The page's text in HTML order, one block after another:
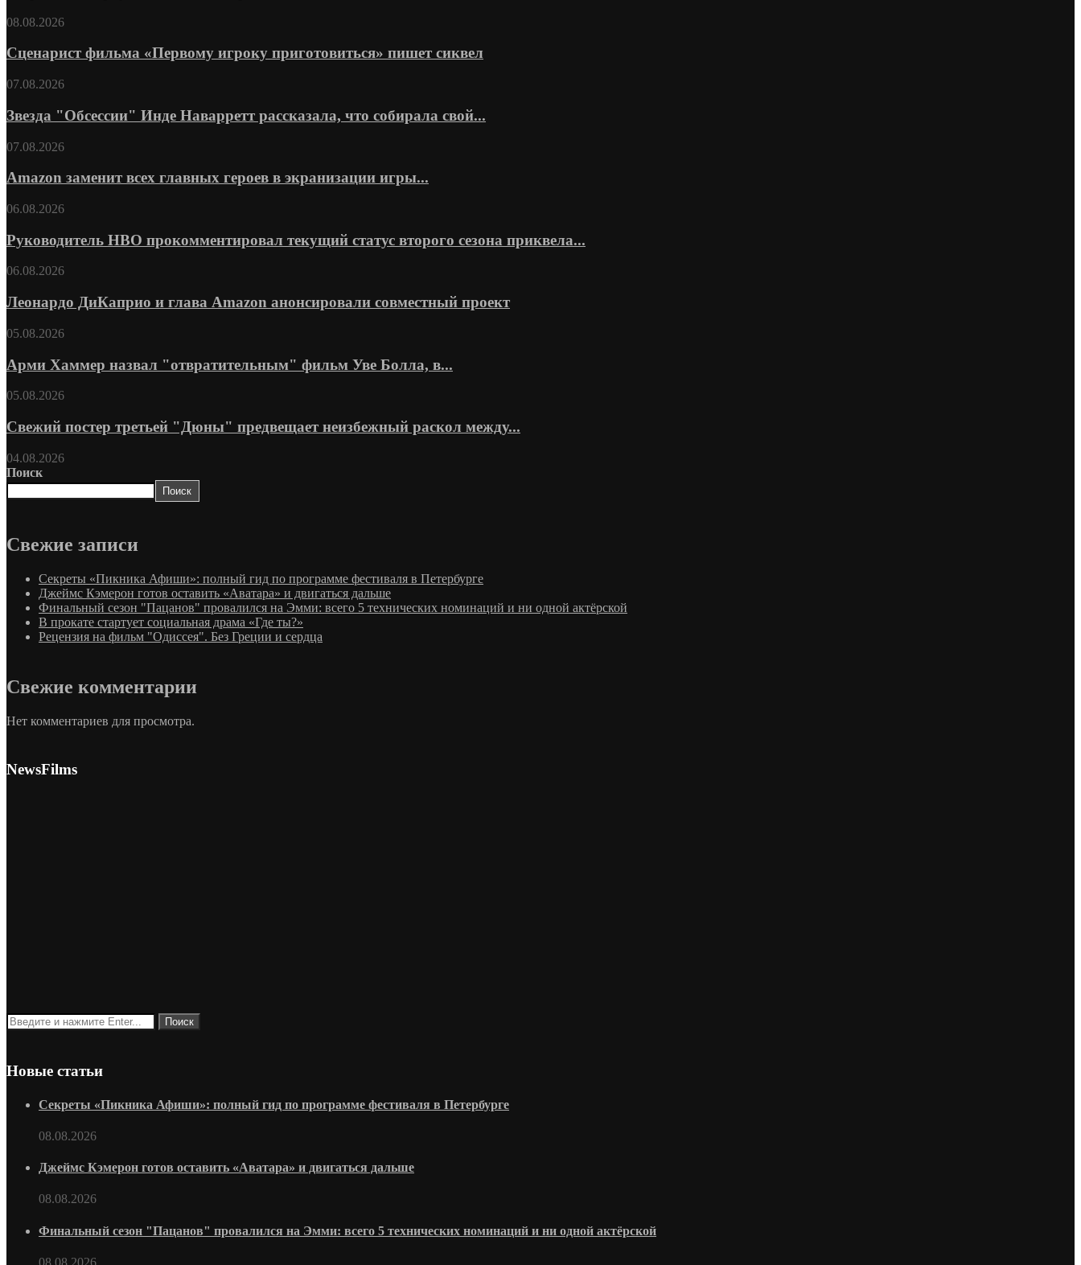
08.08.2026
Сценарист фильма «Первому игроку приготовиться» пишет сиквел
07.08.2026
Звезда "Обсессии" Инде Наварретт рассказала, что собирала свой...
07.08.2026
Amazon заменит всех главных героев в экранизации игры...
06.08.2026
Руководитель HBO прокомментировал текущий статус второго сезона приквела...
06.08.2026
Леонардо ДиКаприо и глава Amazon анонсировали совместный проект
05.08.2026
Арми Хаммер назвал "отвратительным" фильм Уве Болла, в...
05.08.2026
Свежий постер третьей "Дюны" предвещает неизбежный раскол между...
04.08.2026
Поиск
Поиск
Свежие записи
Секреты «Пикника Афиши»: полный гид по программе фестиваля в Петербурге
Джеймс Кэмерон готов оставить «Аватара» и двигаться дальше
Финальный сезон "Пацанов" провалился на Эмми: всего 5 технических номинаций и ни одной актёрской
В прокате стартует социальная драма «Где ты?»
Рецензия на фильм "Одиссея". Без Греции и сердца
Свежие комментарии
Нет комментариев для просмотра.
NewsFilms
Новые статьи
Секреты «Пикника Афиши»: полный гид по программе фестиваля в Петербурге
08.08.2026
Джеймс Кэмерон готов оставить «Аватара» и двигаться дальше
08.08.2026
Финальный сезон "Пацанов" провалился на Эмми: всего 5 технических номинаций и ни одной актёрской
08.08.2026